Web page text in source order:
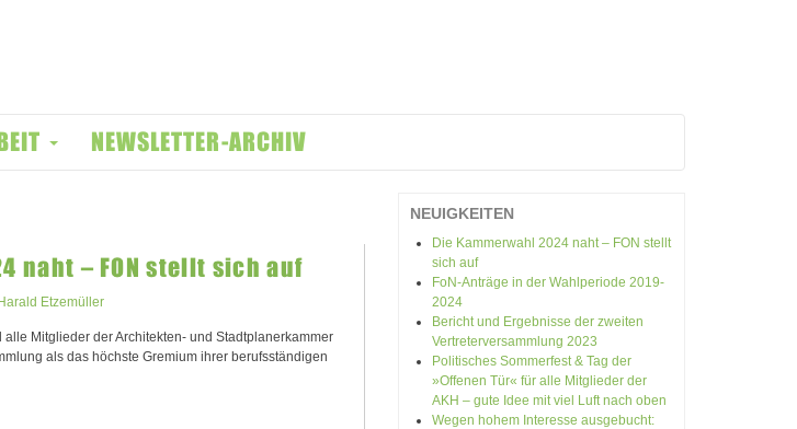
NEWSLETTER-ARCHIV
naht – FON stellt sich auf
Harald Etzemüller
Mitglieder der Architekten- und Stadtplanerkammer
als das höchste Gremium ihrer berufsständigen
NEUIGKEITEN
Die Kammerwahl 2024 naht – FON stellt
sich auf
FoN-Anträge in der Wahlperiode 2019-
2024
Bericht und Ergebnisse der zweiten
Vertreterversammlung 2023
Politisches Sommerfest & Tag der
»Offenen Tür« für alle Mitglieder der
AKH – gute Idee mit viel Luft nach oben
Wegen hohem Interesse ausgebucht: